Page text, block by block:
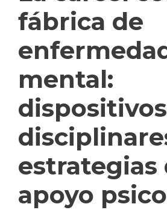
fábrica de
mental:
dispositivos
estrategias
apoyo